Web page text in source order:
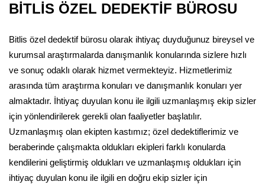
BİTLİS ÖZEL DEDEKTİF BÜROSU
Bitlis özel dedektif bürosu olarak ihtiyaç duyduğunuz bireysel ve
kurumsal araştırmalarda danışmanlık konularında sizlere hızlı
ve sonuç odaklı olarak hizmet vermekteyiz. Hizmetlerimiz
arasında tüm araştırma konuları ve danışmanlık konuları yer
almaktadır. İhtiyaç duyulan konu ile ilgili uzmanlaşmış ekip sizler
için yönlendirilerek gerekli olan faaliyetler başlatılır.
Uzmanlaşmış olan ekipten kastımız; özel dedektiflerimiz ve
beraberinde çalışmakta oldukları ekipleri farklı konularda
kendilerini geliştirmiş oldukları ve uzmanlaşmış oldukları için
ihtiyaç duyulan konu ile ilgili en doğru ekip sizler için